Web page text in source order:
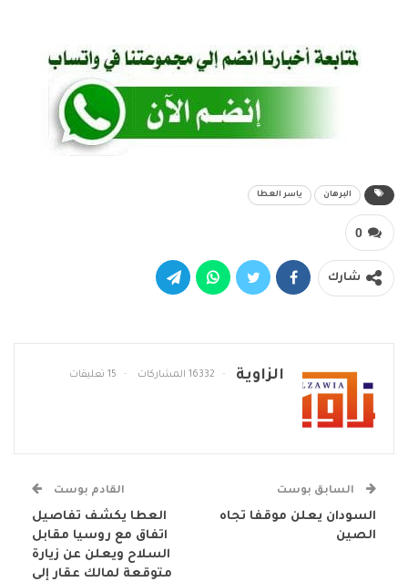
البرهان ياسر العطا
0
شارك
الزاوية 16332 المشاركات 15 تعليقات
السابق بوست
السودان يعلن موقفا تجاه
الصين
القادم بوست
العطا يكشف تفاصيل
اتفاق مع روسيا مقابل
السلاح ويعلن عن زيارة
متوقعة لمالك عقار إلى